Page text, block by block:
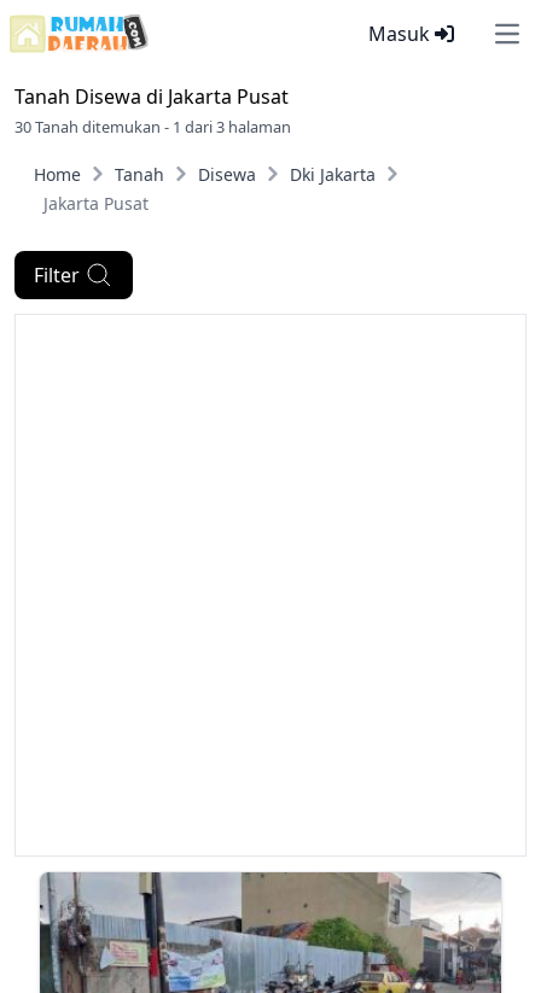
Masuk
Tanah Disewa di Jakarta Pusat
30 Tanah ditemukan - 1 dari 3 halaman
Home Tanah Disewa
Dki Jakarta
Jakarta Pusat
Filter